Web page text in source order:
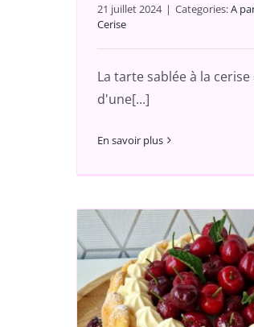
21 juillet 2024 | Categories:A
Cerise
La tarte sablée à la
d'une[...]
En savoir plus
Clafoutis